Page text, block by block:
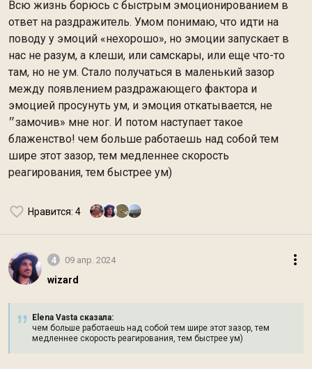
Всю жизнь борюсь с быстрым эмоционированием в
ответ на раздражитель. Умом понимаю, что идти на
поводу у эмоций «нехорошо», но эмоции запускает в
нас не разум, а клеши, или самскары, или еще что-то
там, но не ум. Стало получаться в маленький зазор
между появлением раздражающего фактора и
эмоцией просунуть ум, и эмоция откатывается, не
״замочив» мне ног. И потом наступает такое
блаженство! чем больше работаешь над собой тем
шире этот зазор, тем медленнее скорость
реагирования, тем быстрее ум)
Нравится: 4
4 09 апр. 2024
wizard
Elena Vasta сказалa:
чем больше работаешь над собой тем шире этот зазор, тем
медленнее скорость реагирования, тем быстрее ум)